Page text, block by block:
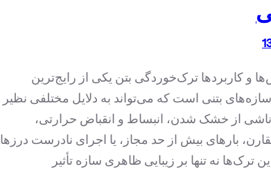
و کاربردها ترک‌خوردگی بتن یکی از رایج‌ترین
بتنی است که می‌تواند به دلایل مختلفی نظیر
از خشک شدن، انبساط و انقباض حرارتی،
بارهای بیش از حد مجاز، یا اجرای نادرست درزها
ترک‌ها نه تنها بر زیبایی ظاهری سازه تأثیر